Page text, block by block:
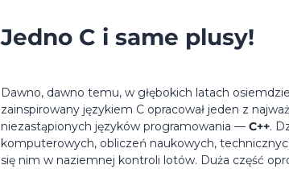
Jedno C i same plusy!
Dawno, dawno temu, w głębokich latach
zainspirowany językiem C opracował jeden z
niezastąpionych języków programowania — C++.
komputerowych, obliczeń naukowych,
się nim w naziemnej kontroli lotów. Duża część